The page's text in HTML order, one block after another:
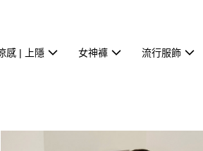
感 | 上隱 女神褲 流行服飾